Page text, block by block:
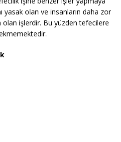
yasak olan ve insanların daha zor
olan işlerdir. Bu yüzden tefecilere